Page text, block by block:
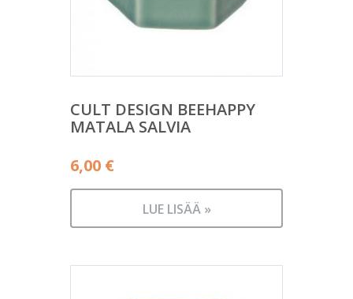
CULT DESIGN BEEHAPPY
MATALA SALVIA
6,00 €
LUE LISÄÄ »